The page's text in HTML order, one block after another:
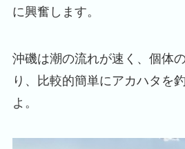
に興奮します。
沖磯は潮の流れが速く、個体
り、比較的簡単にアカハタを
よ。